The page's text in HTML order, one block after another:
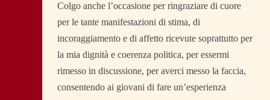
Colgo anche l’occasione per ringraziare di cuore
per le tante manifestazioni di stima, di
incoraggiamento e di affetto ricevute soprattutto per
la mia dignità e coerenza politica, per essermi
rimesso in discussione, per averci messo la faccia,
consentendo ai giovani di fare un’esperienza